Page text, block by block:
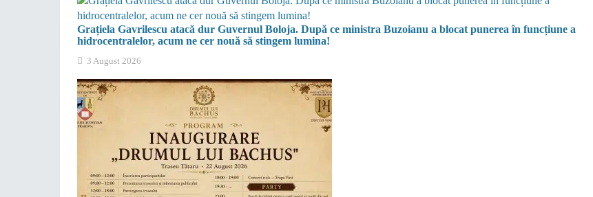
Grațiela Gavrilescu atacă dur Guvernul Boloja. După ce ministra Buzoianu a blocat punerea în funcțiune a
hidrocentralelor, acum ne cer nouă să stingem lumina!
3 August 2026